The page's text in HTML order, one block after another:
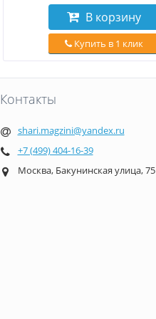
В корзину
Купить в 1 клик
Контакты
shari.magzini@yandex.ru
+7 (499) 404-16-39
Москва, Бакунинская улица, 75